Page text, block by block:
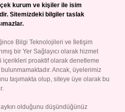
kurum ve kişiler ile isim
Sitemizdeki bilgiler taslak
Bilgi Teknolojileri ve İletişim
bir Yer Sağlayıcı olarak hizmet
içerikleri proaktif olarak denetleme
Ancak, üyelerimiz
taşımakta olup, siteye üye olarak bu
olduğunu düşündüğünüz